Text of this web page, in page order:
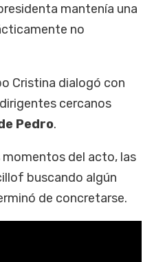
mantenía una
no
Cristina dialogó con
cercanos
Pedro.
del acto, las
buscando algún
de concretarse.